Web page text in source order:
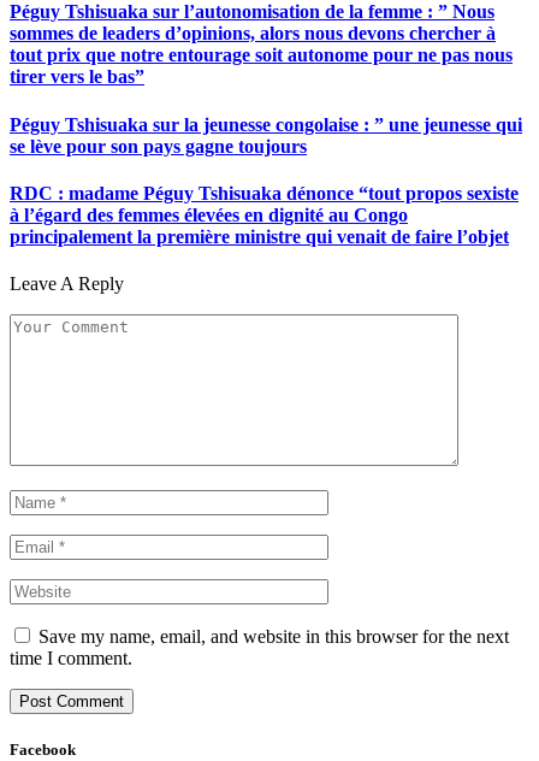
Péguy Tshisuaka sur l’autonomisation de la femme : ” Nous
sommes de leaders d’opinions, alors nous devons chercher à
tout prix que notre entourage soit autonome pour ne pas nous
tirer vers le bas”
Péguy Tshisuaka sur la jeunesse congolaise : ” une jeunesse qui
se lève pour son pays gagne toujours
RDC : madame Péguy Tshisuaka dénonce “tout propos sexiste
à l’égard des femmes élevées en dignité au Congo
principalement la première ministre qui venait de faire l’objet
Leave A Reply
Save my name, email, and website in this browser for the next
time I comment.
Facebook